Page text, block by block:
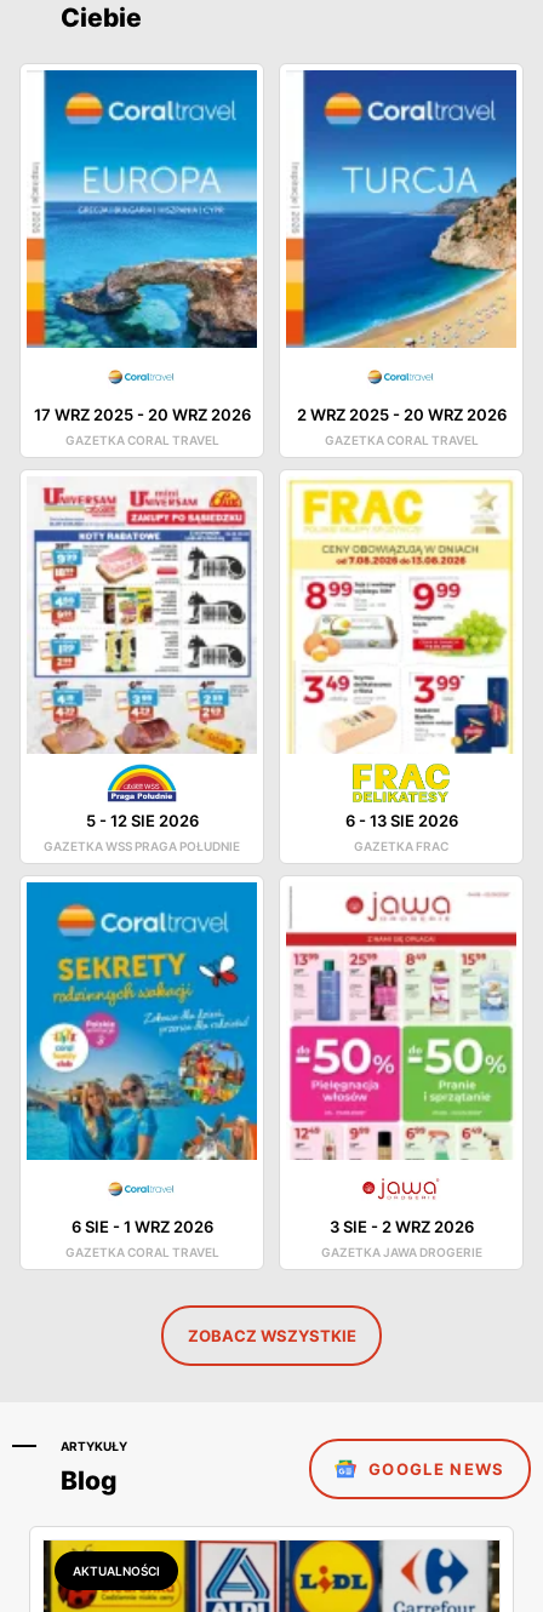
Ciebie
17 WRZ 2025- 20 WRZ 2026
GAZETKA CORAL TRAVEL
2 WRZ 2025- 20 WRZ 2026
GAZETKA CORAL TRAVEL
5-12 SIE 2026
GAZETKA WSS PRAGA POŁUDNIE
6-13 SIE 2026
GAZETKA FRAC
6 SIE-1 WRZ 2026
GAZETKA CORAL TRAVEL
3 SIE-2 WRZ 2026
GAZETKA JAWA DROGERIE
ZOBACZ WSZYSTKIE
ARTYKUŁY
Blog GOOGLE NEWS
AKTUALNOŚCI